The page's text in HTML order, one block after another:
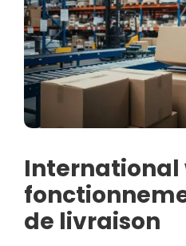
International
de livraison